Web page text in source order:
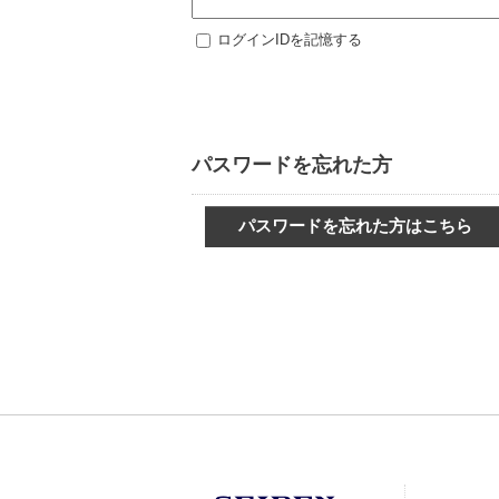
ログインIDを記憶する
パスワードを忘れた方
パスワードを忘れた方はこちら